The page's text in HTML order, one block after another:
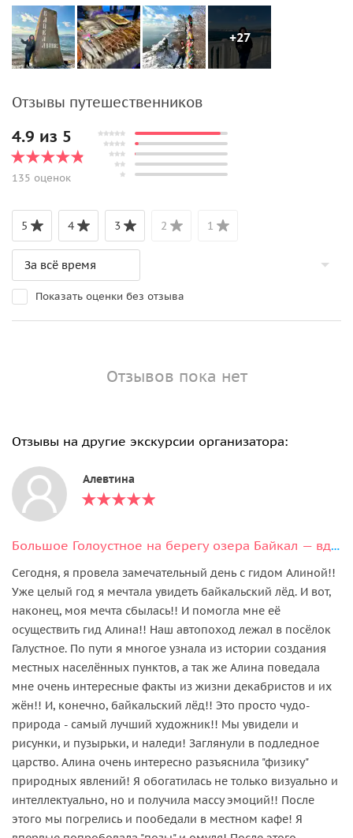
+27
Отзывы путешественников
4.9 из 5
135 оценок
5 4 3 2 1
Показать оценки без отзыва
Отзывов пока нет
Отзывы на другие экскурсии организатора:
Алевтина
Большое Голоустное на берегу озера Байкал — вдохновение прекрасным
Сегодня, я провела замечательный день с гидом Алиной!!
Уже целый год я мечтала увидеть байкальский лёд. И вот,
наконец, моя мечта сбылась!! И помогла мне её
осуществить гид Алина!! Наш автопоход лежал в посёлок
Галустное. По пути я многое узнала из истории создания
местных населённых пунктов, а так же Алина поведала
мне очень интересные факты из жизни декабристов и их
жён!! И, конечно, байкальский лёд!! Это просто чудо-
природа - самый лучший художник!! Мы увидели и
рисунки, и пузырьки, и наледи! Заглянули в подледное
царство. Алина очень интересно разъяснила "физику"
природных явлений! Я обогатилась не только визуально и
интеллектуально, но и получила массу эмоций!! После
этого мы погрелись и пообедали в местном кафе! Я